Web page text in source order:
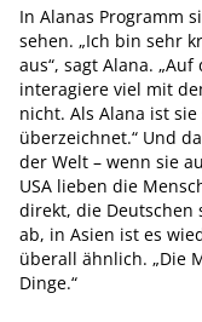
In Alanas Programm
sehen. „Ich bin sehr
aus“, sagt Alana.
interagiere viel mit
nicht. Als Alana ist
überzeichnet.“ Und
der Welt – wenn sie
USA lieben die
direkt, die
ab, in Asien ist es
überall ähnlich. „Die
Dinge.“